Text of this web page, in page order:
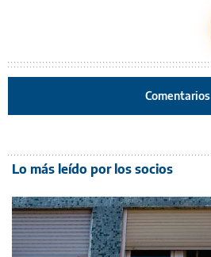
Comentarios
Lo más leído por los socios